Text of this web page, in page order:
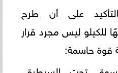
على أن طرح
بسعر 20 جنيهًا للكيلو ليس مجرد قرار
قوة حاسمة: